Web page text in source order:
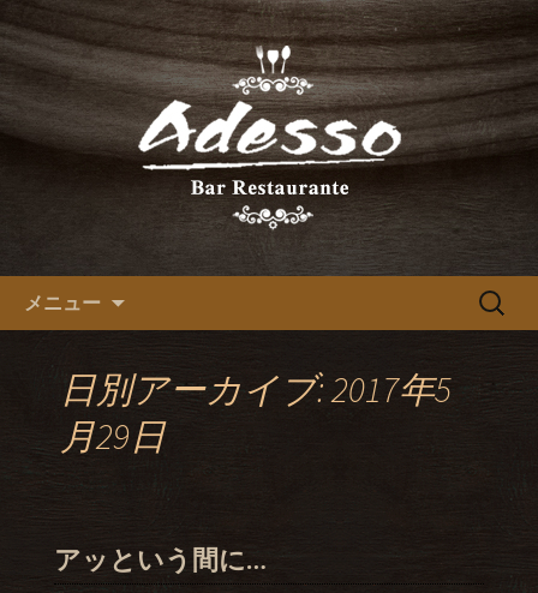
北新地でスペイン料理が人気の
レストランバーAdessoのブロ
レストランバーAdessoの最新情報をお
届けします。
メニュー
検
日別アーカイブ: 2017年5
月29日
アッという間に…